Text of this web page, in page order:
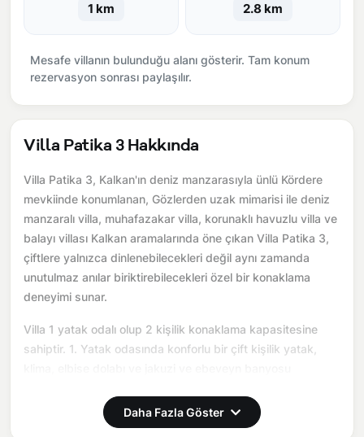
1 km 2.8 km
Mesafe villanın bulunduğu alanı gösterir. Tam konum
rezervasyon sonrası paylaşılır.
Villa Patika 3 Hakkında
Villa Patika 3, Kalkan'ın deniz manzarasıyla ünlü Kördere
mevkiinde konumlanan, Gözlerden uzak mimarisi ile deniz
manzaralı villa, muhafazakar villa, korunaklı havuzlu villa ve
balayı villası Kalkan aramalarında öne çıkan Villa Patika 3,
çiftlere yalnızca dinlenebilecekleri değil aynı zamanda
unutulmaz anılar biriktirebilecekleri özel bir konaklama
deneyimi sunar.
Villa 1 yatak odalı olup 2 kişilik konaklama kapasitesine
sahiptir. 1. Yatak odasında konforlu bir çift kişilik yatak,
televizyon, klima ve açık plan tam donanımlı mutfak yer
almaktadır. Mutfakta buzdolabı, ocak, fırın, yemek takımları
Daha Fazla Göster